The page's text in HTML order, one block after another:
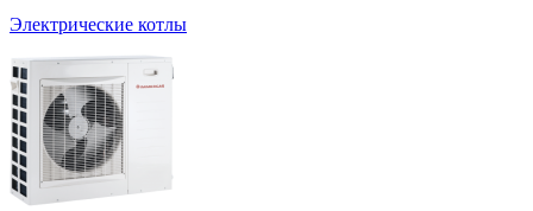
Электрические котлы